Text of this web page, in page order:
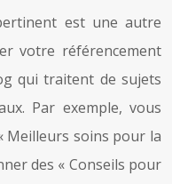
est une autre
votre référencement
qui traitent de sujets
Par exemple, vous
Meilleurs soins pour la
des « Conseils pour